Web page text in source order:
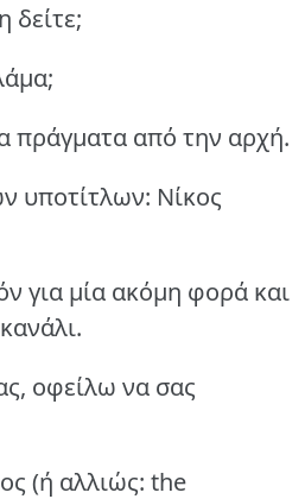
δείτε;
πράγματα από την αρχή.
υποτίτλων: Νίκος
για μία ακόμη φορά και
οφείλω να σας
(ή αλλιώς: the